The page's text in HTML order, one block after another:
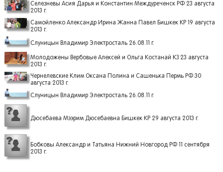
Селезневы Асия Дарья и Константин Междуреченск РФ 23 августа
2013 г.
Самойленко Александр Ирина Жанна Павел Бишкек КР 19 августа
2013 г.
Слуницын Владимир Электросталь 26.08.11 г.
Молодожены Вербовые Алексей и Ольга Костанай КЗ 23 августа
2013 г.
Чернелевские Клим Оксана Полина и Сашенька Пермь РФ 30
августа 2013 г.
Слуницын Владимир Электросталь 26.08.11 г.
Дюсебаева Мээрим Дюсебаевна Бишкек КР 29 августа 2013 г.
Бобковы Александр и Татьяна Нижний Новгород РФ 11 сентября
2013 г.